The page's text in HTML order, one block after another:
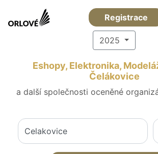
Registrace
2025
Eshopy, Elektronika,
Čelákovice
a další společnosti oceněné